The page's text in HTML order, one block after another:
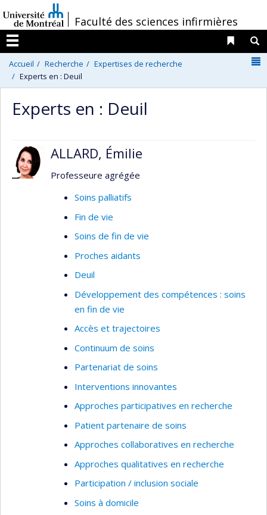
au
contenu
/Faculté des sciences infirmières
Menu
Liens
Accueil Recherche
Expertises de recherche
Experts en : Deuil
Experts en : Deuil
ALLARD, Émilie
Professeure agrégée
Soins palliatifs
Fin de vie
Soins de fin de vie
Proches aidants
Deuil
Développement des compétences : soins
en fin de vie
Accès et trajectoires
Continuum de soins
Partenariat de soins
Interventions innovantes
Approches participatives en recherche
Patient partenaire de soins
Approches collaboratives en recherche
Approches qualitatives en recherche
Participation / inclusion sociale
Soins à domicile